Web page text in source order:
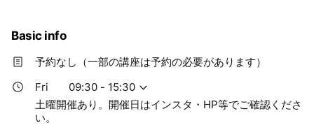
Basic info
予約なし（一部の講座は予約の必要があります）
Fri
09:30 - 15:30
土曜開催あり。開催日はインスタ・HP等でご確認くださ
い。